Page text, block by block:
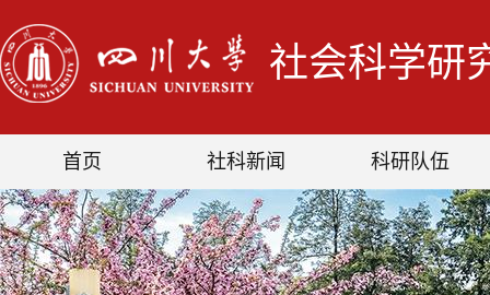
社会科学研
首页 社科新闻 科研队伍